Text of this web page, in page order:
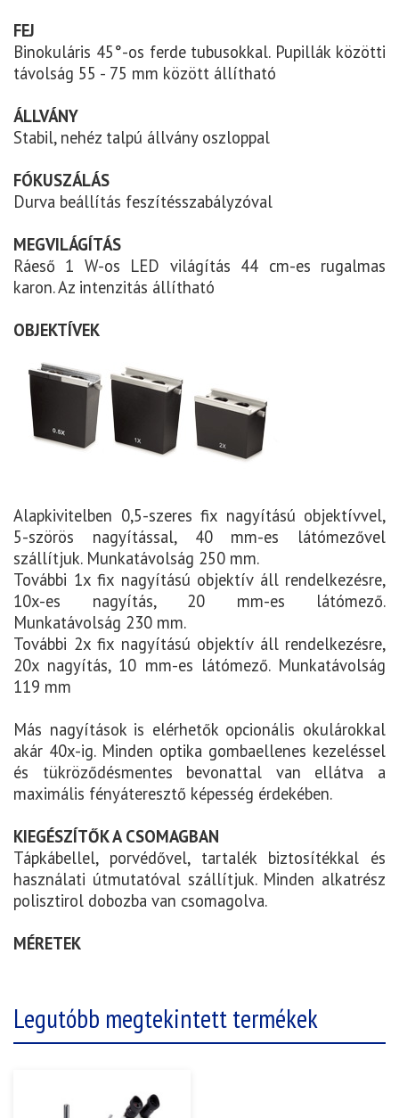
FEJ
Binokuláris 45°-os ferde tubusokkal. Pupillák közötti
távolság 55 - 75 mm között állítható
ÁLLVÁNY
Stabil, nehéz talpú állvány oszloppal
FÓKUSZÁLÁS
Durva beállítás feszítésszabályzóval
MEGVILÁGÍTÁS
Ráeső 1 W-os LED világítás 44 cm-es rugalmas
karon. Az intenzitás állítható
OBJEKTÍVEK
Alapkivitelben 0,5-szeres fix nagyítású objektívvel,
5-szörös nagyítással, 40 mm-es látómezővel
szállítjuk. Munkatávolság 250 mm.
További 1x fix nagyítású objektív áll rendelkezésre,
10x-es nagyítás, 20 mm-es látómező.
Munkatávolság 230 mm.
További 2x fix nagyítású objektív áll rendelkezésre,
20x nagyítás, 10 mm-es látómező. Munkatávolság
119 mm
Más nagyítások is elérhetők opcionális okulárokkal
akár 40x-ig. Minden optika gombaellenes kezeléssel
és tükröződésmentes bevonattal van ellátva a
maximális fényáteresztő képesség érdekében.
KIEGÉSZÍTŐK A CSOMAGBAN
Tápkábellel, porvédővel, tartalék biztosítékkal és
használati útmutatóval szállítjuk. Minden alkatrész
polisztirol dobozba van csomagolva.
MÉRETEK
Legutóbb megtekintett termékek